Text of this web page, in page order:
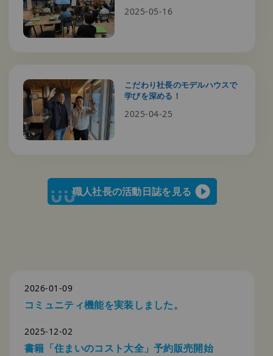
2025-05-16
こだわり社長のモデルハウスで
学びを深める！
2025-04-25
職人社長の活動日誌を見る
2026-01-09
コミュニティ機能を実装しました。
2025-12-02
書籍「住まいのコスト大全」予約販売開始